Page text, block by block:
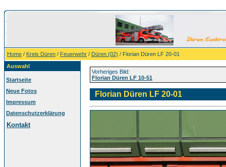
Home / Kreis Düren / Feuerwehr / Düren (02) / Florian Düren LF 20-01
Auswahl
Startseite
Neue Fotos
Impressum
Datenschutzerklärung
Kontakt
Vorheriges Bild:
Florian Düren LF 10-51
Florian Düren LF 20-01